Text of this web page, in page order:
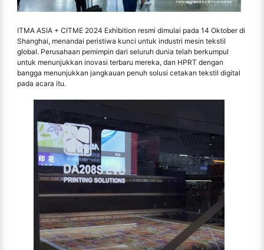
ITMA ASIA + CITME 2024 Exhibition resmi dimulai pada 14 Oktober di
Shanghai, menandai peristiwa kunci untuk industri mesin tekstil
global. Perusahaan pemimpin dari seluruh dunia telah berkumpul
untuk menunjukkan inovasi terbaru mereka, dan HPRT dengan
bangga menunjukkan jangkauan penuh solusi cetakan tekstil digital
pada acara itu.